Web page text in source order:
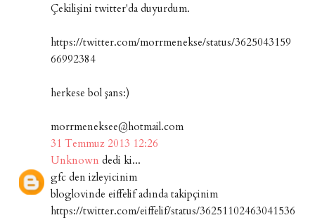
Çekilişini twitter'da duyurdum.
https://twitter.com/morrmenekse/status/3625043159
66992384
herkese bol şans:)
morrmeneksee@hotmail.com
31 Temmuz 2013 12:26
Unknown dedi ki...
gfc den izleyicinim
bloglovinde eiffelif adında takipçinim
https://twitter.com/eiffelif/status/36251102463041536